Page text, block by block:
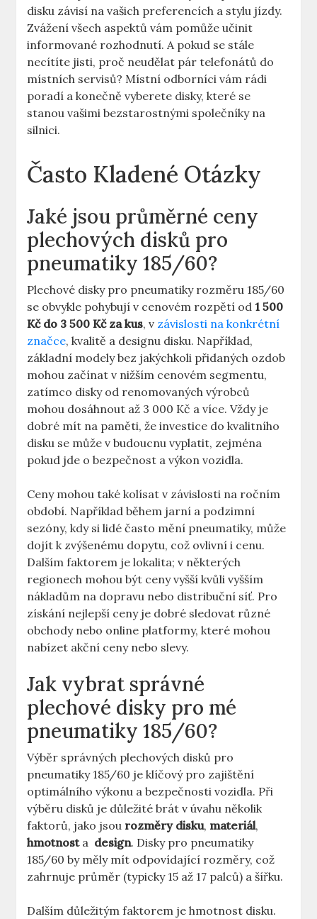
disku závisí na vašich preferencích⁤ a stylu jízdy.
Zvážení všech aspektů vám pomůže učinit
informované rozhodnutí. A pokud‌ se stále
necítíte jisti, proč neudělat pár telefonátů⁣ do
místních servisů? ⁢Místní odborníci vám rádi
poradí a konečně‍ vyberete disky, které se​
stanou vašimi ‌bezstarostnými⁤ společníky na‌
silnici.
Často Kladené Otázky
Jaké jsou průměrné ceny
plechových disků pro
pneumatiky 185/60?
Plechové disky pro pneumatiky rozměru ​185/60
se obvykle ⁣pohybují v cenovém rozpětí od 1 500
Kč do 3 ⁤500 Kč za kus, v závislosti na konkrétní
značce, kvalitě​ a designu‌ disku.⁤ Například,
základní modely bez jakýchkoli přidaných ozdob
mohou začínat⁤ v nižším cenovém ‌segmentu,⁣
zatímco disky od renomovaných výrobců
mohou dosáhnout až ​3 000 Kč a více. Vždy je
‍dobré mít ‌na paměti, že investice do kvalitního
disku se může v budoucnu vyplatit, ⁢zejména
pokud⁢ jde o bezpečnost a výkon vozidla.
Ceny mohou také kolísat v závislosti na‌ ročním
období. Například během jarní a ​podzimní
sezóny, kdy si lidé často mění pneumatiky, může
dojít k zvýšenému dopytu, což ovlivní i​ cenu.
Dalším faktorem je lokalita; v některých
regionech mohou být ceny vyšší‍ kvůli vyšším
nákladům na dopravu nebo ‌distribuční síť. Pro
získání nejlepší ceny je dobré sledovat různé‌
obchody nebo online platformy, které mohou
nabízet akční ‌ceny nebo slevy.
Jak vybrat ‌správné
plechové disky pro​ mé
‍pneumatiky⁣ 185/60?
Výběr správných plechových disků pro
pneumatiky 185/60 je klíčový pro zajištění
⁣optimálního ​výkonu ‌a bezpečnosti vozidla. Při
výběru⁤ disků je⁤ důležité ‍brát v⁤ úvahu několik
faktorů, jako jsou rozměry disku, materiál,
hmotnosta ‍ design. Disky pro pneumatiky⁢
185/60 by⁤ měly⁢ mít odpovídající‌ rozměry, ⁢což
zahrnuje průměr (typicky 15 až 17 palců)​ a šířku.
Dalším⁢ důležitým faktorem je hmotnost‍ disku.